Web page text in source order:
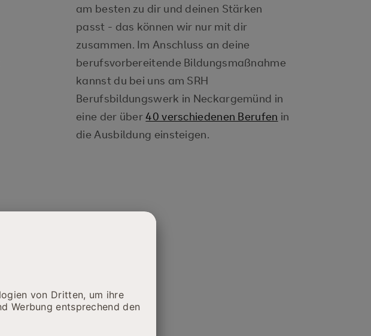
am besten zu dir und deinen Stärken
passt - das können wir nur mit dir
zusammen. Im Anschluss an deine
berufsvorbereitende Bildungsmaßnahme
kannst du bei uns am SRH
Berufsbildungswerk in Neckargemünd in
eine der über40 verschiedenen Berufen in
die Ausbildung einsteigen.